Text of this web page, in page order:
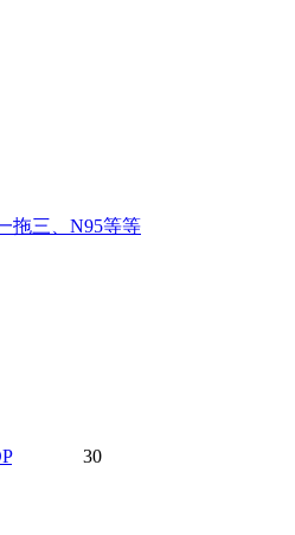
拖三、N95等等
30